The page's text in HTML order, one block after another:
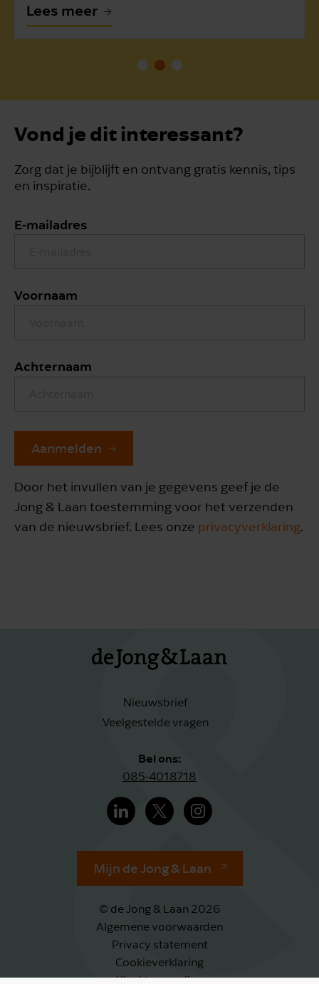
Lees meer
Vond je dit interessant?
Zorg dat je bijblijft en ontvang gratis kennis, tips
en inspiratie.
E-mailadres
Voornaam
Achternaam
Aanmelden
Door het invullen van je gegevens geef je de
Jong & Laan toestemming voor het verzenden
van de nieuwsbrief. Lees onze privacyverklaring.
Nieuwsbrief
Veelgestelde vragen
Bel ons:
085-4018718
Mijn de Jong & Laan
© de Jong & Laan 2026
Algemene voorwaarden
Privacy statement
Cookieverklaring
Klachtenregeling